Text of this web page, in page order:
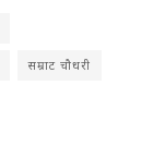
सम्राट चौधरी